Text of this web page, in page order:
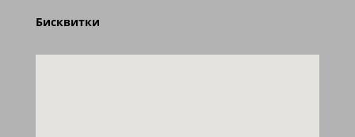
Бисквитки